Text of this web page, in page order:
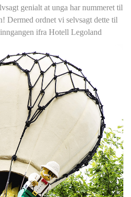
genialt at unga har nummeret til
Dermed ordnet vi selvsagt dette til
ifra Hotell Legoland